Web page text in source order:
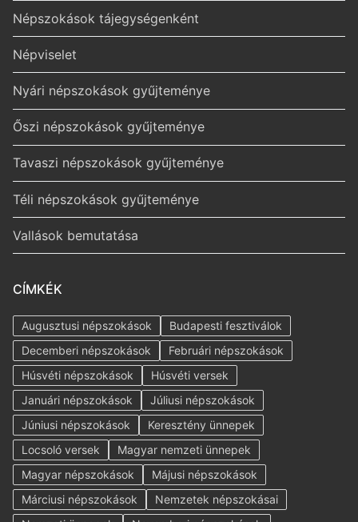
Népszokások tájegységenként
Népviselet
Nyári népszokások gyűjteménye
Őszi népszokások gyűjteménye
Tavaszi népszokások gyűjteménye
Téli népszokások gyűjteménye
Vallások bemutatása
CÍMKÉK
Augusztusi népszokások
Budapesti fesztiválok
Decemberi népszokások
Februári népszokások
Húsvéti népszokások
Húsvéti versek
Januári népszokások
Júliusi népszokások
Júniusi népszokások
Keresztény ünnepek
Locsoló versek
Magyar nemzeti ünnepek
Magyar népszokások
Májusi népszokások
Márciusi népszokások
Nemzetek népszokásai